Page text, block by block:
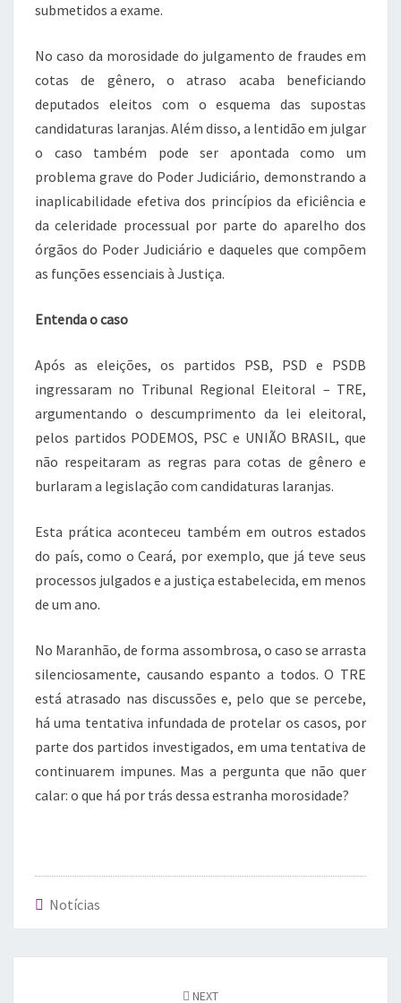
submetidos a exame.
No caso da morosidade do julgamento de fraudes em
cotas de gênero, o atraso acaba beneficiando
deputados eleitos com o esquema das supostas
candidaturas laranjas. Além disso, a lentidão em julgar
o caso também pode ser apontada como um
problema grave do Poder Judiciário, demonstrando a
inaplicabilidade efetiva dos princípios da eficiência e
da celeridade processual por parte do aparelho dos
órgãos do Poder Judiciário e daqueles que compõem
as funções essenciais à Justiça.
Entenda o caso
Após as eleições, os partidos PSB, PSD e PSDB
ingressaram no Tribunal Regional Eleitoral – TRE,
argumentando o descumprimento da lei eleitoral,
pelos partidos PODEMOS, PSC e UNIÃO BRASIL, que
não respeitaram as regras para cotas de gênero e
burlaram a legislação com candidaturas laranjas.
Esta prática aconteceu também em outros estados
do país, como o Ceará, por exemplo, que já teve seus
processos julgados e a justiça estabelecida, em menos
de um ano.
No Maranhão, de forma assombrosa, o caso se arrasta
silenciosamente, causando espanto a todos. O TRE
está atrasado nas discussões e, pelo que se percebe,
há uma tentativa infundada de protelar os casos, por
parte dos partidos investigados, em uma tentativa de
continuarem impunes. Mas a pergunta que não quer
calar: o que há por trás dessa estranha morosidade?
Notícias
NEXT